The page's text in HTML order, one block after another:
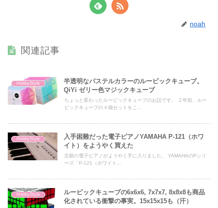
noah
関連記事
HobbyStyle
半透明なパステルカラーのルービックキューブ。
QiYi ゼリー色マジックキューブ
ちょっと変わったルービックキューブのお話です。 ２年前、ルー
ビックキューブの４個セットをこ...
HobbyStyle
入手困難だった電子ピアノYAMAHA P-121（ホワ
イト）をようやく買えた
念願の電子ピアノがようやく手に入りました。 YAMAHAのPシリ
ーズ「P-121（ホワイト...
HobbyStyle
ルービックキューブの6x6x6, 7x7x7, 8x8x8も商品
化されている衝撃の事実。15x15x15も（汗）